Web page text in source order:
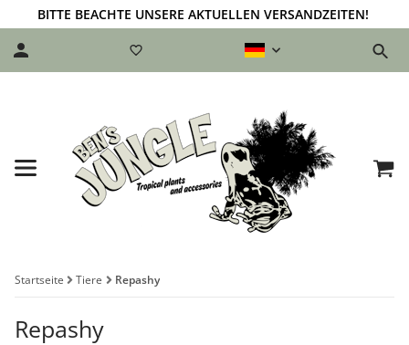
BITTE BEACHTE UNSERE AKTUELLEN VERSANDZEITEN!
Startseite Tiere Repashy
Repashy